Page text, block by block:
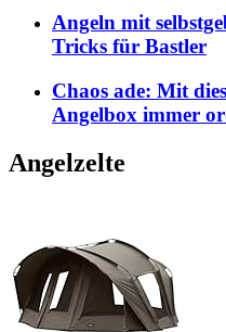
Angeln mit
Tricks für Bastler
Chaos ade: Mit
Angelbox immer
Angelzelte